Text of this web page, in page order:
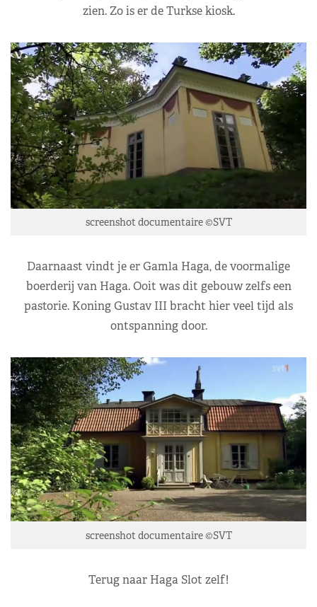
zien. Zo is er de Turkse kiosk.
screenshot documentaire ©SVT
Daarnaast vindt je er Gamla Haga, de voormalige
boerderij van Haga. Ooit was dit gebouw zelfs een
pastorie. Koning Gustav III bracht hier veel tijd als
ontspanning door.
screenshot documentaire ©SVT
Terug naar Haga Slot zelf!